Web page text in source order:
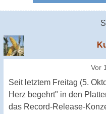
Vor
Seit letztem Freitag (5.
Herz begehrt" in den
das Record-Release-